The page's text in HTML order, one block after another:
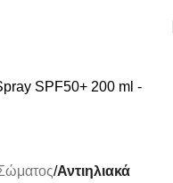
ΤΩΝ 45€
Αντιηλιακά